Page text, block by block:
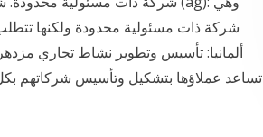
شركة ذات مسئولية محدودة ولكنها
ألمانيا: تأسيس وتطوير نشاط تجاري مزدهر
تساعد عملاؤها بتشكيل وتأسيس شركاتهم